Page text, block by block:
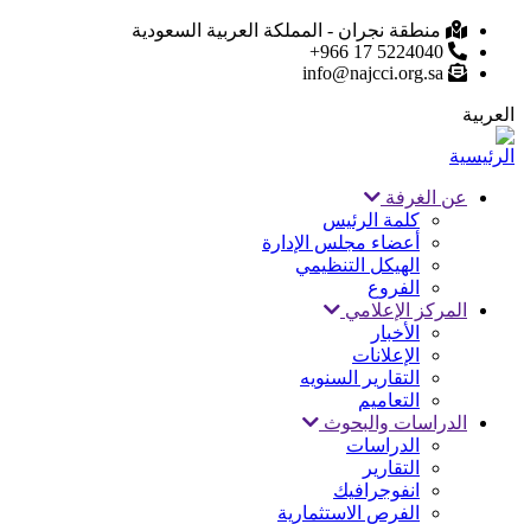
تجاوز
المحتوى
منطقة نجران - المملكة العربية السعودية
العربية
navigation
عن الغرفة
كلمة الرئيس
أعضاء مجلس الإدارة
الهيكل التنظيمي
الفروع
المركز الإعلامي
الأخبار
الإعلانات
التقارير السنويه
التعاميم
الدراسات والبحوث
الدراسات
التقارير
انفوجرافيك
الفرص الاستثمارية